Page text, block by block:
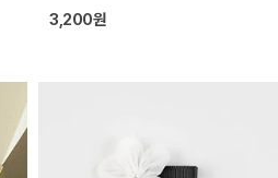
3,200원